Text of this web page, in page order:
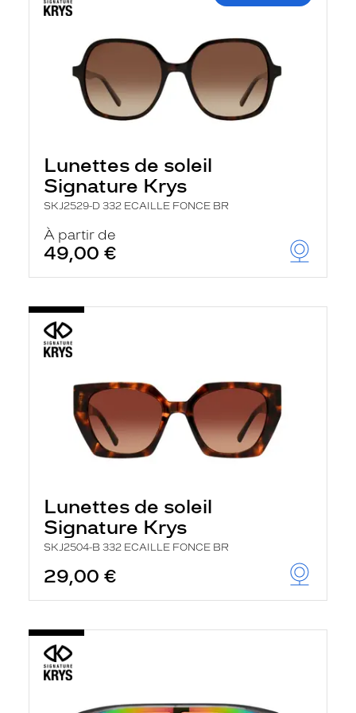
Lunettes de soleil
Signature Krys
SKJ2529-D 332 ECAILLE FONCE BR
À partir de
49,00 €
Lunettes de soleil
Signature Krys
SKJ2504-B 332 ECAILLE FONCE BR
29,00 €